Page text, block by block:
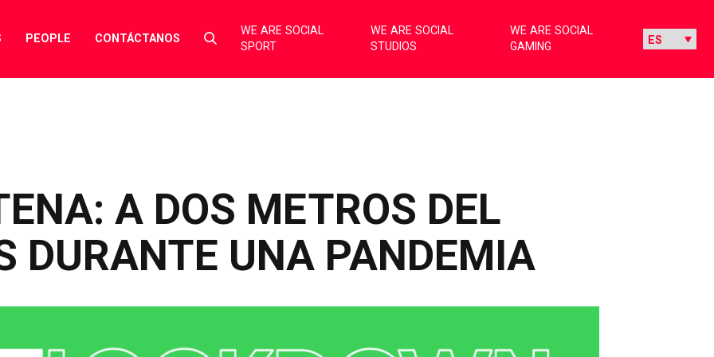
PEOPLE CONTÁCTANOS
Select
toggle
WE ARE SOCIAL
SPORT
WE ARE SOCIAL
STUDIOS
WE ARE SOCIAL
GAMING
A DOS METROS DEL
DURANTE UNA PANDEMIA